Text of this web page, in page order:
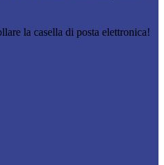
la casella di posta elettronica!